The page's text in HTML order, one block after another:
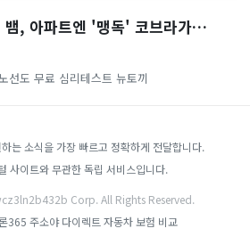
뱀, 아파트엔 '맹독' 코브라가…
선도 무료 심리테스트 뉴토끼
는 소식을 가장 빠르고 정확하게 전달합니다.
사이트와 무관한 독립 서비스입니다.
Corp. All Rights Reserved.
365 주소야 다이렉트 자동차 보험 비교